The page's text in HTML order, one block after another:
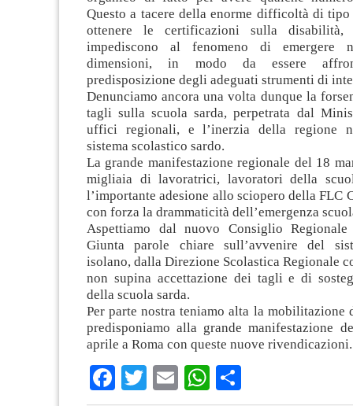
Questo a tacere della enorme difficoltà di
ottenere le certificazioni sulla disabilità,
impediscono al fenomeno di emergere
dimensioni, in modo da essere
predisposizione degli adeguati strumenti di
Denunciamo ancora una volta dunque la
tagli sulla scuola sarda, perpetrata dal
uffici regionali, e l’inerzia della regione
sistema scolastico sardo.
La grande manifestazione regionale del 18
migliaia di lavoratrici, lavoratori della
l’importante adesione allo sciopero della FLC
con forza la drammaticità dell’emergenza
Aspettiamo dal nuovo Consiglio
Giunta parole chiare sull’avvenire del
isolano, dalla Direzione Scolastica Regionale
non supina accettazione dei tagli e di
della scuola sarda.
Per parte nostra teniamo alta la mobilitazione
predisponiamo alla grande manifestazione
aprile a Roma con queste nuove rivendicazioni.
Facebook
TwitterEmailWhatsApp